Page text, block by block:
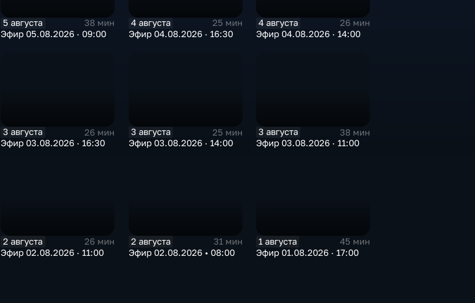
5 августа
38 мин
Эфир 05.08.2026 · 09:00
4 августа
25 мин
Эфир 04.08.2026 · 16:30
4 августа
26 мин
Эфир 04.08.2026 · 14:00
3 августа
26 мин
Эфир 03.08.2026 · 16:30
3 августа
25 мин
Эфир 03.08.2026 · 14:00
3 августа
38 мин
Эфир 03.08.2026 · 11:00
2 августа
26 мин
Эфир 02.08.2026 · 11:00
2 августа
31 мин
Эфир 02.08.2026 • 08:00
1 августа
45 мин
Эфир 01.08.2026 · 17:00